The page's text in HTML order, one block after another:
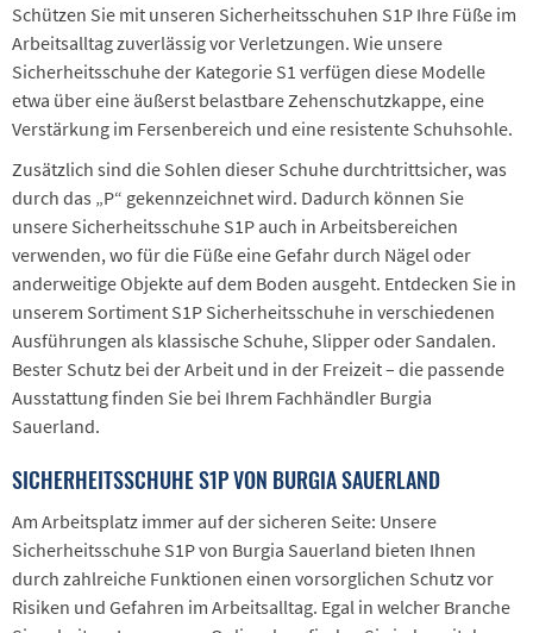
Schützen Sie mit unseren Sicherheitsschuhen S1P Ihre Füße im
Arbeitsalltag zuverlässig vor Verletzungen. Wie unsere
Sicherheitsschuhe der Kategorie S1 verfügen diese Modelle
etwa über eine äußerst belastbare Zehenschutzkappe, eine
Verstärkung im Fersenbereich und eine resistente Schuhsohle.
Zusätzlich sind die Sohlen dieser Schuhe durchtrittsicher, was
durch das „P“ gekennzeichnet wird. Dadurch können Sie
unsere Sicherheitsschuhe S1P auch in Arbeitsbereichen
verwenden, wo für die Füße eine Gefahr durch Nägel oder
anderweitige Objekte auf dem Boden ausgeht. Entdecken Sie in
unserem Sortiment S1P Sicherheitsschuhe in verschiedenen
Ausführungen als klassische Schuhe, Slipper oder Sandalen.
Bester Schutz bei der Arbeit und in der Freizeit – die passende
Ausstattung finden Sie bei Ihrem Fachhändler Burgia
Sauerland.
SICHERHEITSSCHUHE S1P VON BURGIA SAUERLAND
Am Arbeitsplatz immer auf der sicheren Seite: Unsere
Sicherheitsschuhe S1P von Burgia Sauerland bieten Ihnen
durch zahlreiche Funktionen einen vorsorglichen Schutz vor
Risiken und Gefahren im Arbeitsalltag. Egal in welcher Branche